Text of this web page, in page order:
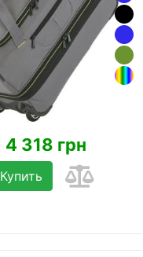
4 318 грн
Купить